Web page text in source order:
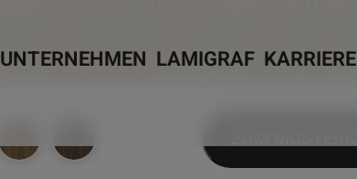
UNTERNEHMEN LAMIGRAF KARRIERE